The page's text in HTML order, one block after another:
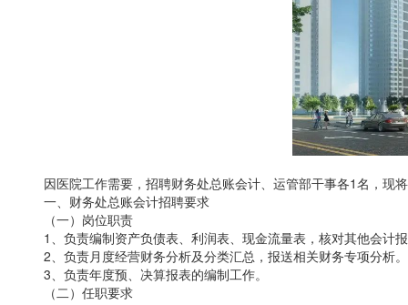
因医院工作需要，招聘财务处总账会计、运管部干事各1名，现
一、财务处总账会计招聘要求
（一）岗位职责
1、负责编制资产负债表、利润表、现金流量表，核对其他会计
2、负责月度经营财务分析及分类汇总，报送相关财务专项分
3、负责年度预、决算报表的编制工作。
（二）任职要求